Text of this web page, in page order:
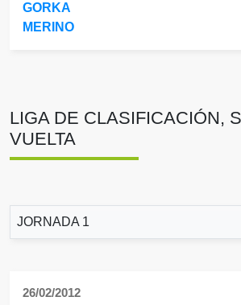
GORKA
MERINO
LIGA DE CLASIFICACIÓN,
VUELTA
JORNADA 1
26/02/2012